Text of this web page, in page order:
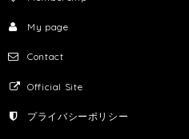
My page
Contact
Official Site
プライバシーポリシー